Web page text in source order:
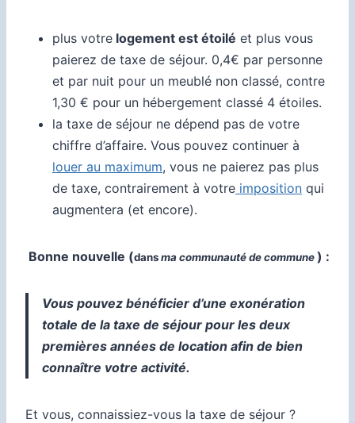
plus votre logement est étoilé et plus vous
paierez de taxe de séjour. 0,4€ par personne
et par nuit pour un meublé non classé, contre
1,30 € pour un hébergement classé 4 étoiles.
la taxe de séjour ne dépend pas de votre
chiffre d’affaire. Vous pouvez continuer à
louer au maximum, vous ne paierez pas plus
de taxe, contrairement à votre imposition qui
augmentera (et encore).
Bonne nouvelle (dansma communauté de commune) :
Vous pouvez bénéficier d’une exonération
totale de la taxe de séjour pour les deux
premières années de location afin de bien
connaître votre activité.
Et vous, connaissiez-vous la taxe de séjour ?